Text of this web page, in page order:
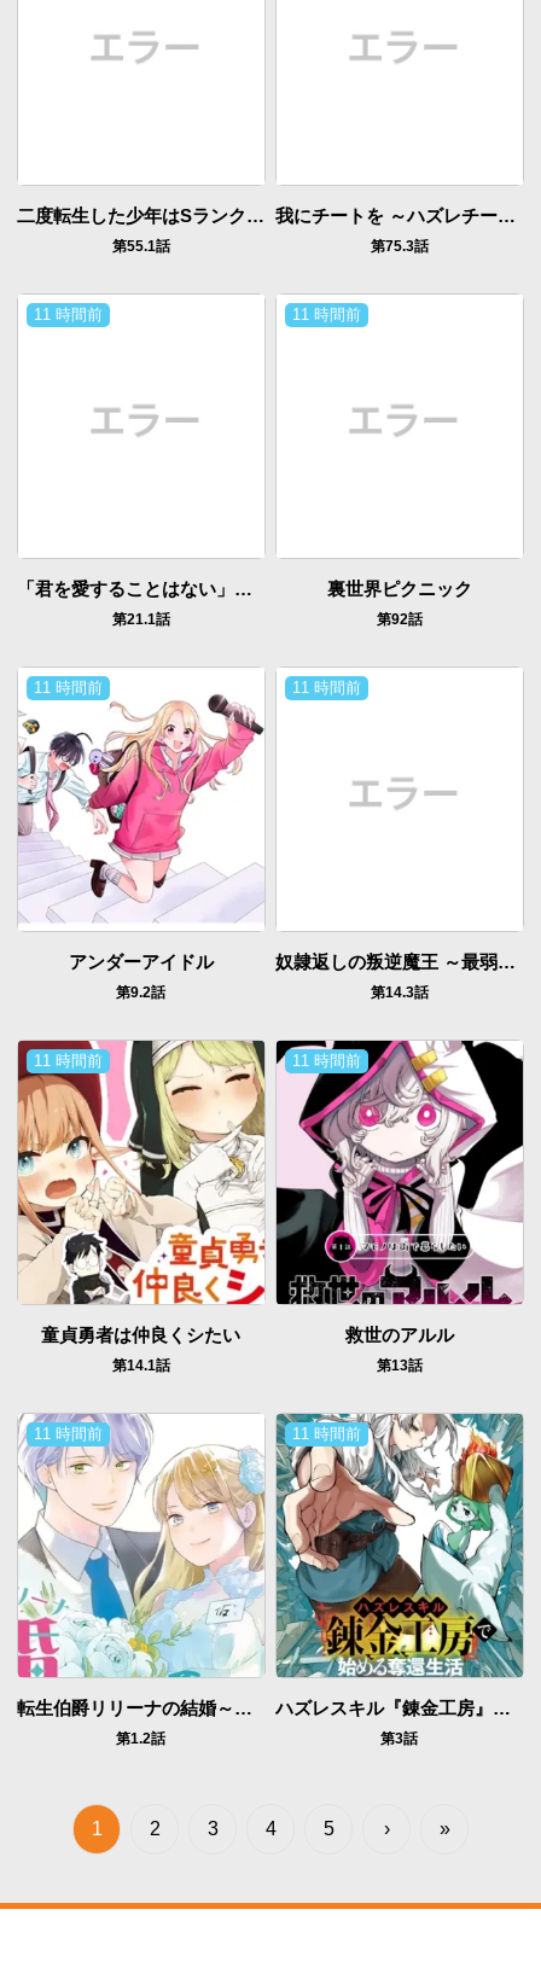
二度転生した少年はSランク冒険者として平穏に過ごす～前世が
第55.1話
我にチートを ～ハズレチートの召喚勇者は異世界でゆっくり暮らしたい～. 请务必让我开挂
第75.3話
11 時間前
「君を愛することはない」と言った氷の魔術師様の片思い相手が、変装した私だった
第21.1話
11 時間前
裏世界ピクニック
第92話
11 時間前
アンダーアイドル
第9.2話
11 時間前
奴隷返しの叛逆魔王 ～最弱種族の悪魔が禁断ハーレムを築くまで～
第14.3話
11 時間前
童貞勇者は仲良くシたい
第14.1話
11 時間前
救世のアルル
第13話
11 時間前
転生伯爵リリーナの結婚～イケメン公爵様の虫除け係!?～
第1.2話
11 時間前
ハズレスキル『錬金工房』で始める奪還生活 ～実家を乗っ取られて放逐されたけど、スキルの真の力に目覚めたので全てを取り返そうと思う～
第3話
1 2 3 4 5 › »